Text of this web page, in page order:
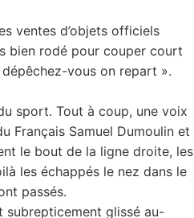
ventes d’objets officiels
bien rodé pour couper court
vous on repart ».
sport. Tout à coup, une voix
Français Samuel Dumoulin et
le bout de la ligne droite, les
les échappés le nez dans le
passés.
subrepticement glissé au-